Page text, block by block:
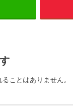
ことはありません。